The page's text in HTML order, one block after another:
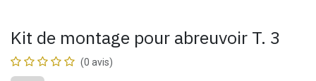
Kit de montage pour abreuvoir T. 3
(0 avis)